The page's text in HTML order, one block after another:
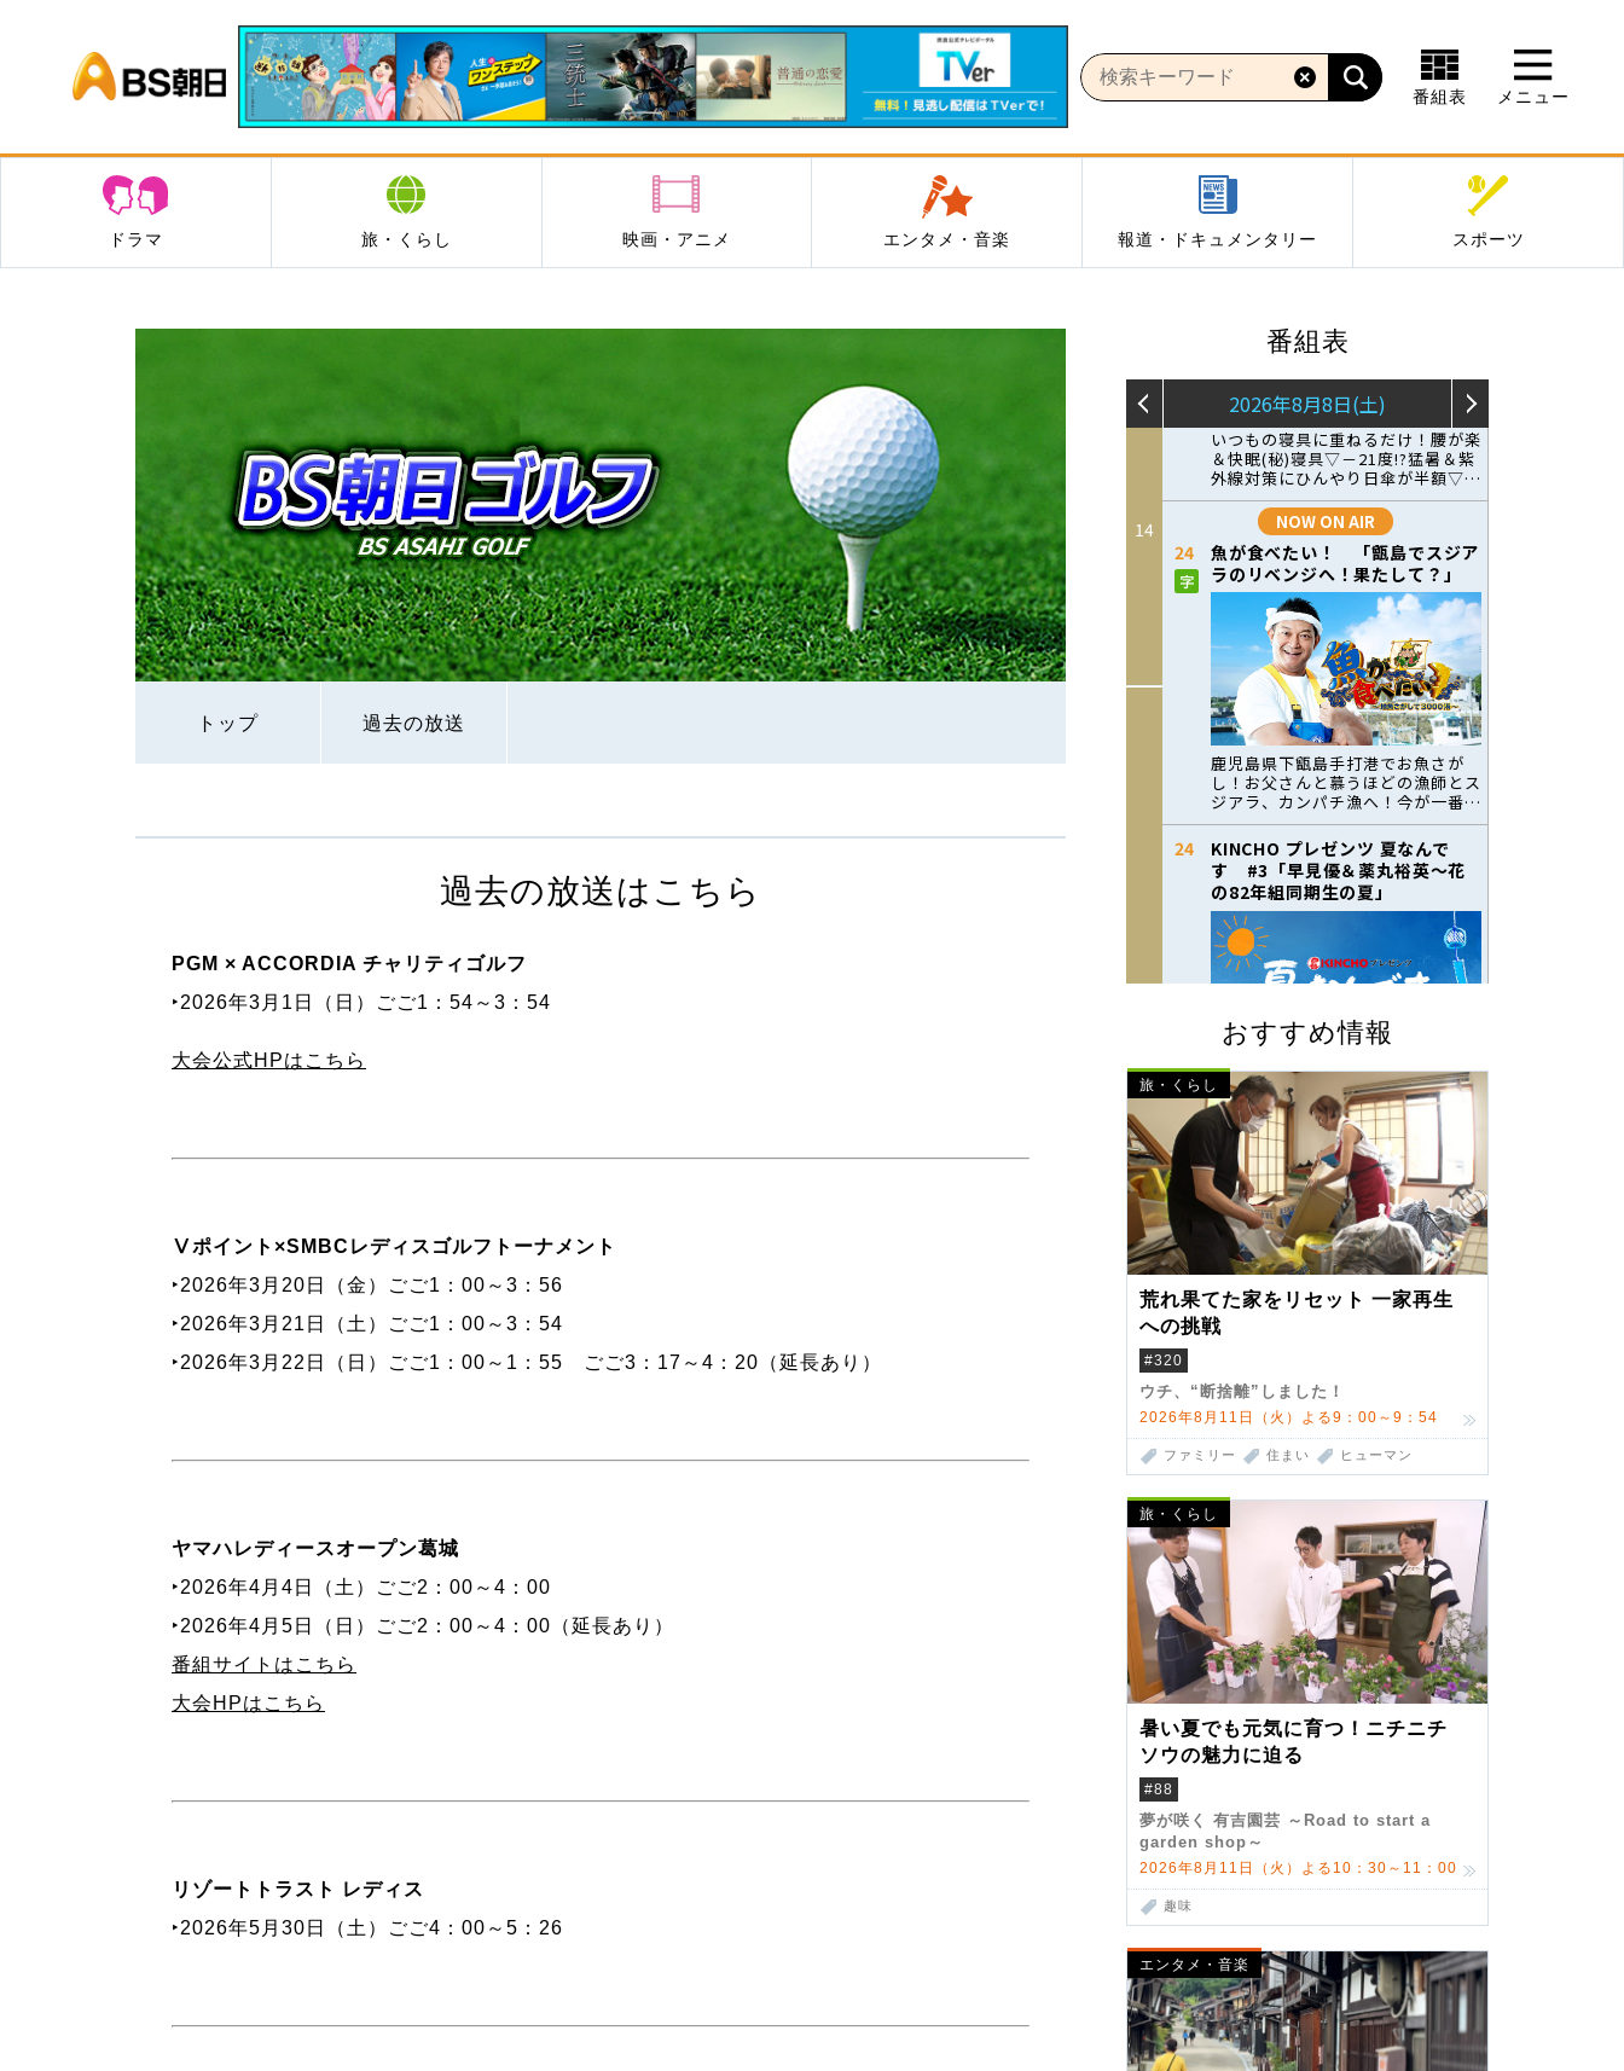
BS朝日
番組表 メニュー
ドラマ 旅・くらし 映画・アニメ エンタメ・音楽 報道・ドキュメンタリー スポーツ
トップ 過去の放送
番組表
おすすめ情報
旅・くらし
荒れ果てた家をリセット 一家再生
への挑戦
#320
ウチ、“断捨離”しました！
2026年8月11日（火）よる9：00～9：54
ファミリー 住まい ヒューマン
旅・くらし
暑い夏でも元気に育つ！ニチニチ
ソウの魅力に迫る
#88
夢が咲く 有吉園芸 ～Road to start a
garden shop～
2026年8月11日（火）よる10：30～11：00
趣味
エンタメ・音楽
過去の放送はこちら
PGM × ACCORDIA チャリティゴルフ
‣2026年3月1日（日）ごご1：54～3：54
大会公式HPはこちら
Ⅴポイント×SMBCレディスゴルフトーナメント
‣2026年3月20日（金）ごご1：00～3：56
‣2026年3月21日（土）ごご1：00～3：54
‣2026年3月22日（日）ごご1：00～1：55 ごご3：17～4：20（延長あり）
ヤマハレディースオープン葛城
‣2026年4月4日（土）ごご2：00～4：00
‣2026年4月5日（日）ごご2：00～4：00（延長あり）
番組サイトはこちら
大会HPはこちら
リゾートトラスト レディス
‣2026年5月30日（土）ごご4：00～5：26